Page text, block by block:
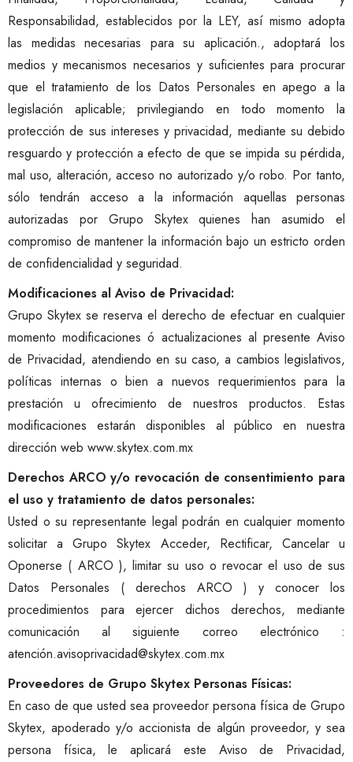
Responsabilidad, establecidos por la LEY, así mismo adopta
las medidas necesarias para su aplicación., adoptará los
medios y mecanismos necesarios y suficientes para procurar
que el tratamiento de los Datos Personales en apego a la
legislación aplicable; privilegiando en todo momento la
protección de sus intereses y privacidad, mediante su debido
resguardo y protección a efecto de que se impida su pérdida,
mal uso, alteración, acceso no autorizado y/o robo. Por tanto,
sólo tendrán acceso a la información aquellas personas
autorizadas por Grupo Skytex quienes han asumido el
compromiso de mantener la información bajo un estricto orden
de confidencialidad y seguridad.
Modificaciones al Aviso de Privacidad:
Grupo Skytex se reserva el derecho de efectuar en cualquier
momento modificaciones ó actualizaciones al presente Aviso
de Privacidad, atendiendo en su caso, a cambios legislativos,
políticas internas o bien a nuevos requerimientos para la
prestación u ofrecimiento de nuestros productos. Estas
modificaciones estarán disponibles al público en nuestra
dirección web www.skytex.com.mx
Derechos ARCO y/o revocación de consentimiento para
el uso y tratamiento de datos personales:
Usted o su representante legal podrán en cualquier momento
solicitar a Grupo Skytex Acceder, Rectificar, Cancelar u
Oponerse ( ARCO ), limitar su uso o revocar el uso de sus
Datos Personales ( derechos ARCO ) y conocer los
procedimientos para ejercer dichos derechos, mediante
comunicación al siguiente correo electrónico :
atención.avisoprivacidad@skytex.com.mx
Proveedores de Grupo Skytex Personas Físicas:
En caso de que usted sea proveedor persona física de Grupo
Skytex, apoderado y/o accionista de algún proveedor, y sea
persona física, le aplicará este Aviso de Privacidad,